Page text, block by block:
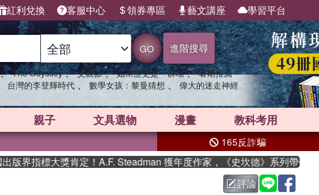
紅利兌換 客服中心 領券專區 藝文講座 學習平台
GO 進階搜尋
、 The Odyssey 、 父親節 、 如果歷史是一群喵 、 暑期推薦
台灣的李登輝時代 、 數學女孩：黎曼猜想 、 偉大的迷走神經
親子 文具選物 漫畫 教科考用
165反詐騙
界指標大獎肯定！A.F. Steadman 獲年度作家，《史坎德》系列帶你踏上
評論